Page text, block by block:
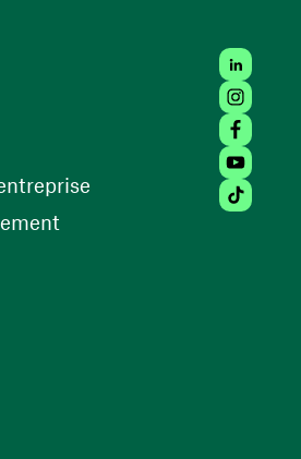
nouvelle fenêtre)
nouvelle fenêtre)
(ouvre une nouvelle
(ouvre une nouvelle
une nouvelle fenêtre)
fenêtre)
Tiktok